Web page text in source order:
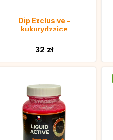
Dip Exclusive -
kukurydzaice
32 zł